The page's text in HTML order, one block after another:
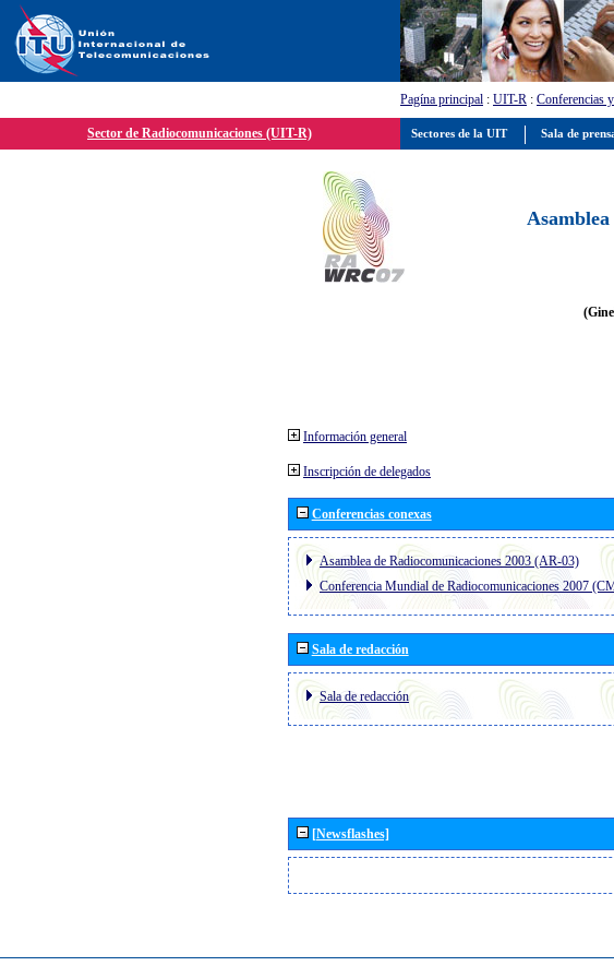
Pagína principal : UIT-R : Conferencias
Sector de Radiocomunicaciones (UIT-R)
Información general
Inscripción de delegados
Conferencias conexas
Asamblea de Radiocomunicaciones 2003 (AR-03)
Conferencia Mundial de Radiocomunicaciones 2007
Sala de redacción
Sala de redacción
[Newsflashes]
Sectores de la UIT Sala de